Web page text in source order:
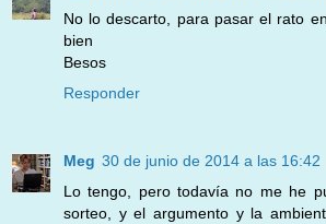
No lo descarto, para pasar el rato
bien
Besos
Responder
Meg 30 de junio de 2014 a las 16:42
Lo tengo, pero todavía no me he
sorteo, y el argumento y la